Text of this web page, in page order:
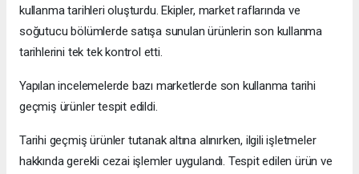
kullanma tarihleri oluşturdu. Ekipler, market raflarında ve
soğutucu bölümlerde satışa sunulan ürünlerin son kullanma
tarihlerini tek tek kontrol etti.
Yapılan incelemelerde bazı marketlerde son kullanma tarihi
geçmiş ürünler tespit edildi.
Tarihi geçmiş ürünler tutanak altına alınırken, ilgili işletmeler
hakkında gerekli cezai işlemler uygulandı. Tespit edilen ürün ve